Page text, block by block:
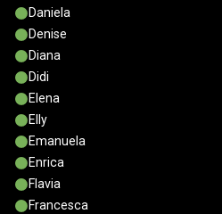
Daniela
Denise
Diana
Didi
Elena
Elly
Emanuela
Enrica
Flavia
Francesca